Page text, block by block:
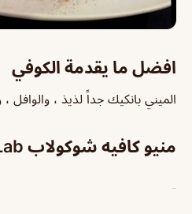
افضل ما يقدمة الكوفي
الميني بانكيك جداً لذيذ ، والوافل
منيو كافيه شوكولاب Choco Lab